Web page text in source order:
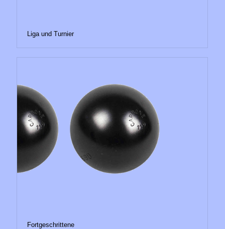
Liga und Turnier
Fortgeschrittene